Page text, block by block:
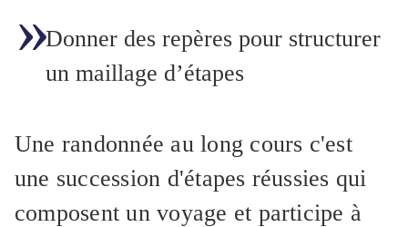
Donner des repères pour structurer
un maillage d’étapes
Une randonnée au long cours c'est
une succession d'étapes réussies qui
composent un voyage et participe à